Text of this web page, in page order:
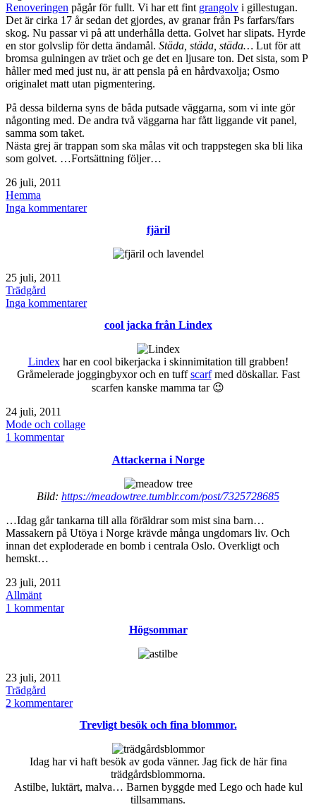
Renoveringen pågår för fullt. Vi har ett fint grangolv i gillestugan.
Det är cirka 17 år sedan det gjordes, av granar från Ps farfars/fars
skog. Nu passar vi på att underhålla detta. Golvet har slipats. Hyrde
en stor golvslip för detta ändamål. Städa, städa, städa… Lut för att
bromsa gulningen av träet och ge det en ljusare ton. Det sista, som P
håller med med just nu, är att pensla på en hårdvaxolja; Osmo
originalet matt utan pigmentering.
På dessa bilderna syns de båda putsade väggarna, som vi inte gör
någonting med. De andra två väggarna har fått liggande vit panel,
samma som taket.
Nästa grej är trappan som ska målas vit och trappstegen ska bli lika
som golvet. …Fortsättning följer…
Publicerat
den
26 juli, 2011
Kategoriserat
som
Hemma
Inga kommentarertill
rummet
fjäril
Publicerat
den
25 juli, 2011
Kategoriserat
som
Trädgård
Inga kommentarertill
cool jacka från Lindex
Lindexhar en cool bikerjacka i skinnimitation till grabben!
Gråmelerade joggingbyxor och en tuffscarfmed döskallar. Fast
scarfen kanske mamma tar 😉
Publicerat
den
24 juli, 2011
Kategoriserat
som
Mode och collage
1 kommentartill
Attackerna i Norge
Bild: https://meadowtree.tumblr.com/post/7325728685
…Idag går tankarna till alla föräldrar som mist sina barn…
Massakern på Utöya i Norge krävde många ungdomars liv. Och
innan det exploderade en bomb i centrala Oslo. Overkligt och
hemskt…
Publicerat
den
23 juli, 2011
Kategoriserat
som
Allmänt
1 kommentartill
Högsommar
Publicerat
den
23 juli, 2011
Kategoriserat
som
Trädgård
2 kommentarertill
Trevligt besök och fina blommor.
Idag har vi haft besök av goda vänner. Jag fick de här fina
trädgårdsblommorna.
Astilbe, luktärt, malva… Barnen byggde med Lego och hade kul
tillsammans.